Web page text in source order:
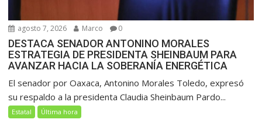
agosto 7, 2026 Marco 0
DESTACA SENADOR ANTONINO MORALES
ESTRATEGIA DE PRESIDENTA SHEINBAUM PARA
AVANZAR HACIA LA SOBERANÍA ENERGÉTICA
El senador por Oaxaca, Antonino Morales Toledo, expresó
su respaldo a la presidenta Claudia Sheinbaum Pardo...
Estatal Última hora